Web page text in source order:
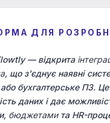
ДЛЯ
— відкрита
, що з'єднує наявні
бухгалтерське ПЗ.
даних і дає
бюджетамита HR-